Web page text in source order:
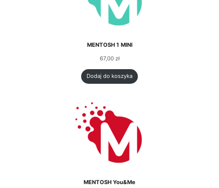
MENTOSH 1 MINI
67,00 zł
Dodaj do koszyka
MENTOSH You&Me